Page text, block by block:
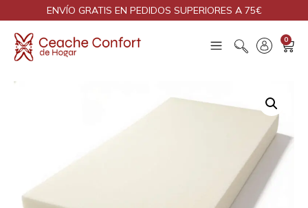
ENVÍO GRATIS EN PEDIDOS SUPERIORES A 75€
0